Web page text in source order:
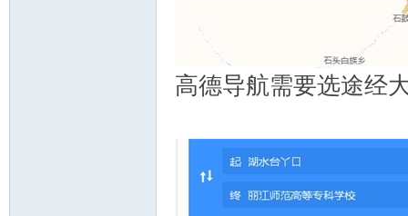
高德导航需要选途经